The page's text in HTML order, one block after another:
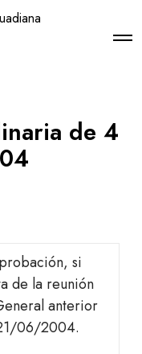
de 4
si
de la reunión
anterior
06/2004.